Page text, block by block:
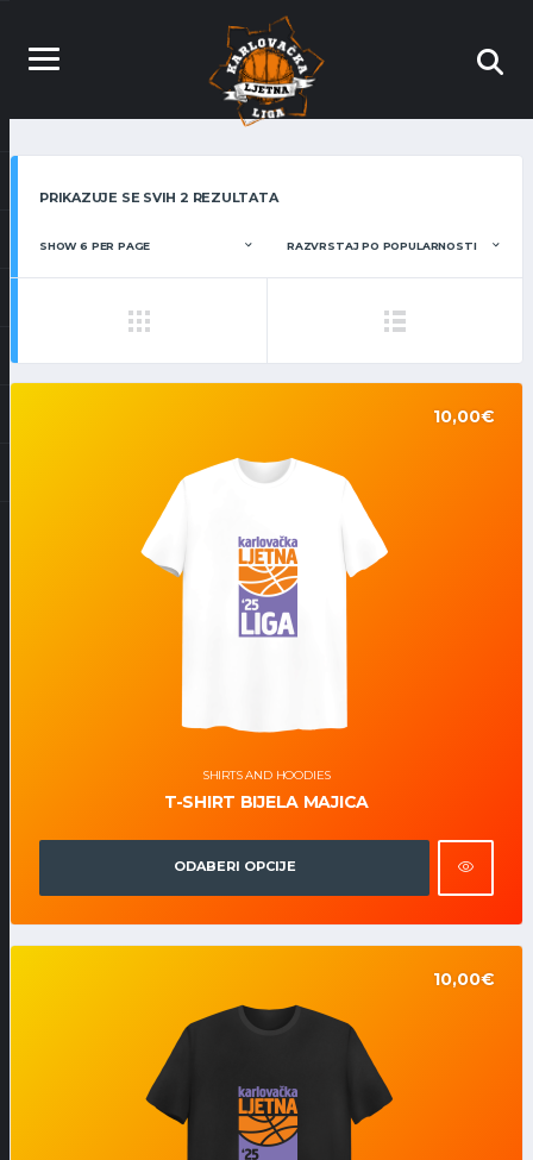
PRIKAZUJE SE SVIH 2 REZULTATAPOREDANO
POPULARNOSTI
SHIRTS AND HOODIES
T-SHIRT BIJELA MAJICA
10,00€
ODABERI OPCIJE
10,00€